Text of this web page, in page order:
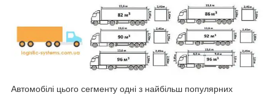
Автомобілі цього сегменту одні з найбільш популярних